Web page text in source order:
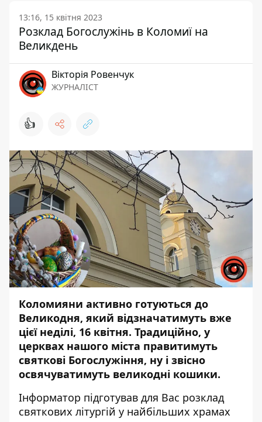
13:16, 15 квітня 2023
Розклад Богослужінь в Коломиї на
Великдень
Вікторія Ровенчук
ЖУРНАЛІСТ
👍
Коломияни активно готуються до
Великодня, який відзначатимуть вже
цієї неділі, 16 квітня. Традиційно, у
церквах нашого міста правитимуть
святкові Богослужіння, ну і звісно
освячуватимуть великодні кошики.
Інформатор підготував для Вас розклад
святкових літургій у найбільших храмах